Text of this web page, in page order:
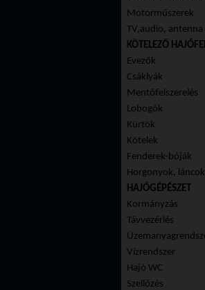
Motorműszerek
TV,audio, antenna
KÖTELEZŐ
Evezők
Csáklyák
Mentőfelszerelés
Lobogók
Kürtök
Kötelek
Fenderek-bóják
Horgonyok, láncok
HAJÓGÉPÉSZET
Kormányzás
Távvezérlés
Vízrendszer
Hajó WC
Szellőzés